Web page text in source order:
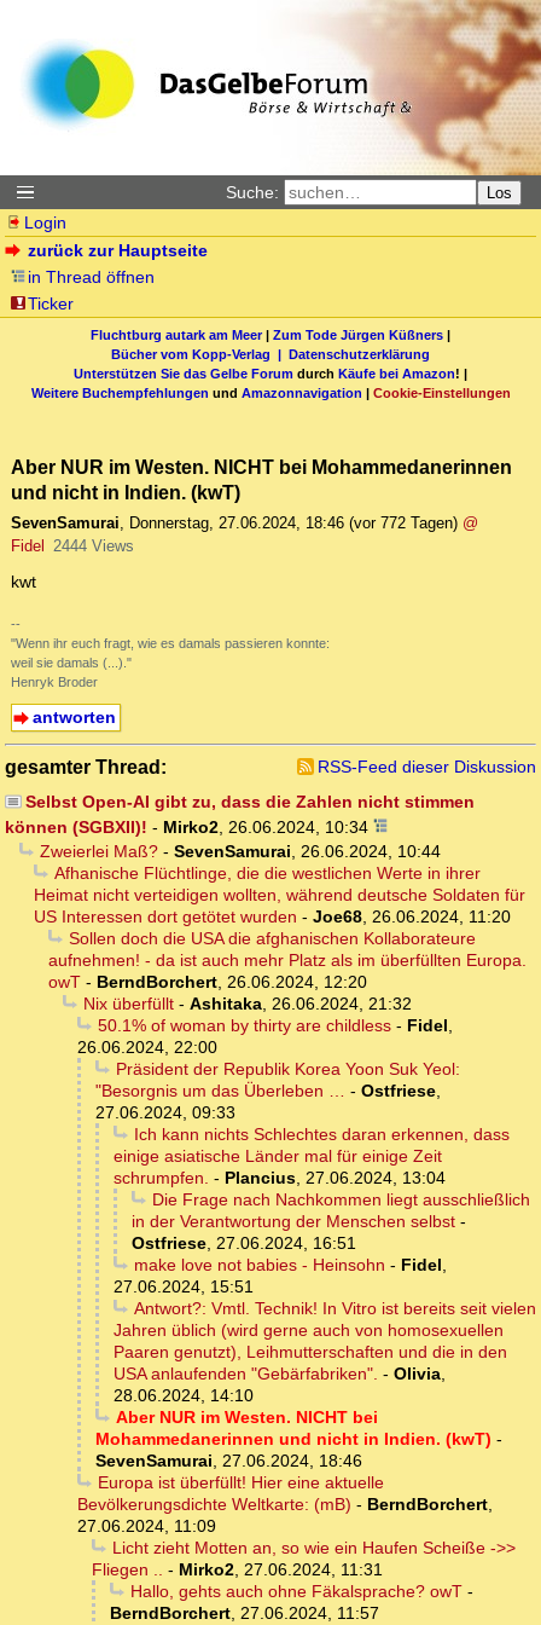
Suche: Los
Login
zurück zur Hauptseite
in Thread öffnen
Ticker
Fluchtburg autark am Meer| Zum Tode Jürgen Küßners |
Bücher vom Kopp-Verlag | Datenschutzerklärung
Unterstützen Sie das Gelbe Forum durch Käufe bei Amazon! |
Weitere Buchempfehlungen und Amazonnavigation | Cookie-Einstellungen
Aber NUR im Westen. NICHT bei Mohammedanerinnen
und nicht in Indien. (kwT)
SevenSamurai, Donnerstag, 27.06.2024, 18:46 (vor 772 Tagen) @
Fidel
2444 Views
kwt
--
"Wenn ihr euch fragt, wie es damals passieren konnte:
weil sie damals (...)."
Henryk Broder
antworten
gesamter Thread:
RSS-Feed dieser Diskussion
Selbst Open-AI gibt zu, dass die Zahlen nicht stimmen
können (SGBXII)! - Mirko2, 26.06.2024, 10:34
Zweierlei Maß?- SevenSamurai, 26.06.2024, 10:44
Afhanische Flüchtlinge, die die westlichen Werte in ihrer
Heimat nicht verteidigen wollten, während deutsche Soldaten für
US Interessen dort getötet wurden - Joe68, 26.06.2024, 11:20
Sollen doch die USA die afghanischen Kollaborateure
aufnehmen! - da ist auch mehr Platz als im überfüllten Europa.
owT - BerndBorchert, 26.06.2024, 12:20
Nix überfüllt- Ashitaka, 26.06.2024, 21:32
50.1% of woman by thirty are childless- Fidel,
26.06.2024, 22:00
Präsident der Republik Korea Yoon Suk Yeol:
"Besorgnis um das Überleben … - Ostfriese,
27.06.2024, 09:33
Ich kann nichts Schlechtes daran erkennen, dass
einige asiatische Länder mal für einige Zeit
schrumpfen. - Plancius, 27.06.2024, 13:04
Die Frage nach Nachkommen liegt ausschließlich
in der Verantwortung der Menschen selbst -
Ostfriese, 27.06.2024, 16:51
make love not babies - Heinsohn - Fidel,
27.06.2024, 15:51
Antwort?: Vmtl. Technik! In Vitro ist bereits seit vielen
Jahren üblich (wird gerne auch von homosexuellen
Paaren genutzt), Leihmutterschaften und die in den
USA anlaufenden "Gebärfabriken". - Olivia,
28.06.2024, 14:10
Aber NUR im Westen. NICHT bei
Mohammedanerinnen und nicht in Indien. (kwT) -
SevenSamurai, 27.06.2024, 18:46
Europa ist überfüllt! Hier eine aktuelle
Bevölkerungsdichte Weltkarte: (mB) - BerndBorchert,
27.06.2024, 11:09
Licht zieht Motten an, so wie ein Haufen Scheiße ->>
Fliegen .. - Mirko2, 27.06.2024, 11:31
Hallo, gehts auch ohne Fäkalsprache? owT-
BerndBorchert, 27.06.2024, 11:57